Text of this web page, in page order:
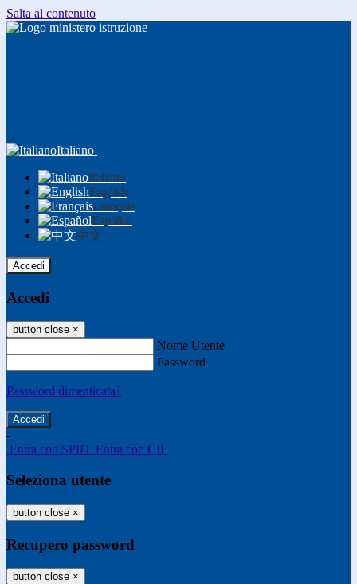
Salta al contenuto
Italiano
Italiano
English
Français
Español
中文
Accedi
Accedi
button close ×
Nome Utente
Password
Password dimenticata?
-
Entra con SPID Entra con CIE
Seleziona utente
button close ×
Recupero password
button close ×